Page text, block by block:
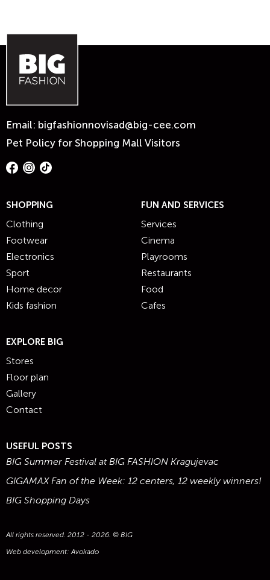
Email: bigfashionnovisad@big-cee.com
Pet Policy for Shopping Mall Visitors
SHOPPING
Clothing
Footwear
Electronics
Sport
Home decor
Kids fashion
FUN AND SERVICES
Services
Cinema
Playrooms
Restaurants
Food
Cafes
EXPLORE BIG
Stores
Floor plan
Gallery
Contact
USEFUL POSTS
BIG Summer Festival at BIG FASHION Kragujevac
GIGAMAX Fan of the Week: 12 centers, 12 weekly winners!
BIG Shopping Days
All rights reserved. 2012 - 2026. © BIG
Web development:Avokado